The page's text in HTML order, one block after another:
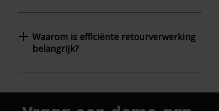
Waarom is efficiënte retourverwerking
belangrijk?